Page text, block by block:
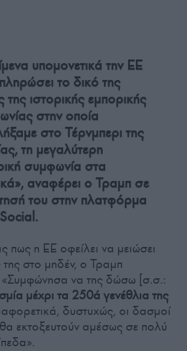
υπομονετικά την ΕΕ
το δικό της
της ιστορικής εμπορικής
στην οποία
στο Τέρνμπερι της
τη μεγαλύτερη
συμφωνία στα
αναφέρει ο Τραμπ σε
του στην πλατφόρμα
πως η ΕΕ οφείλει να μειώσει
στο μηδέν, ο Τραμπ
«Συμφώνησα να της δώσω [σ.σ.:
μέχρι τα 250ά γενέθλια της
δυστυχώς, οι δασμοί
εκτοξευτούν αμέσως σε πολύ